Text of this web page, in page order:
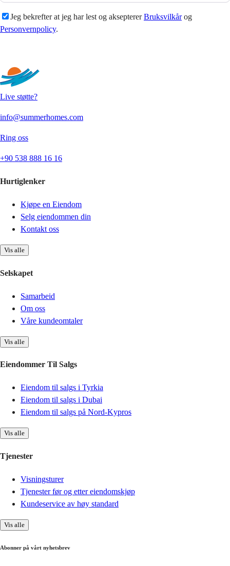
Jeg bekrefter at jeg har lest og akseptererBruksvilkårog
Personvernpolicy.
Live støtte?
info@summerhomes.com
Ring oss
+90 538 888 16 16
Hurtiglenker
Kjøpe en Eiendom
Selg eiendommen din
Kontakt oss
Vis alle
Selskapet
Samarbeid
Om oss
Våre kundeomtaler
Vis alle
Eiendommer Til Salgs
Eiendom til salgs i Tyrkia
Eiendom til salgs i Dubai
Eiendom til salgs på Nord-Kypros
Vis alle
Tjenester
Visningsturer
Tjenester før og etter eiendomskjøp
Kundeservice av høy standard
Vis alle
Abonner på vårt nyhetsbrev